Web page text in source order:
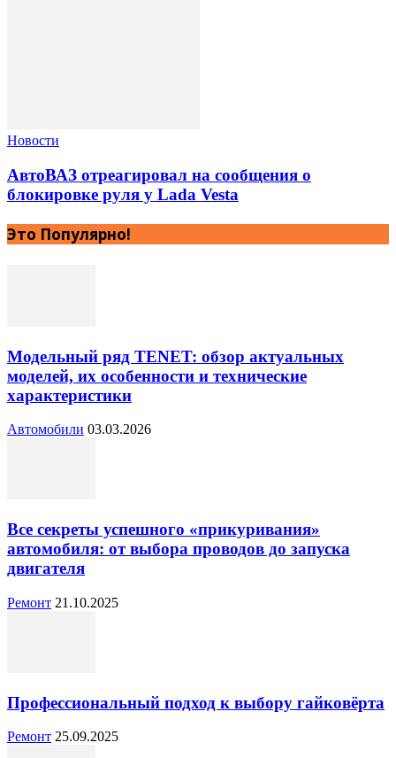
Новости
АвтоВАЗ отреагировал на сообщения о
блокировке руля у Lada Vesta
Это Популярно!
Модельный ряд TENET: обзор актуальных
моделей, их особенности и технические
характеристики
Автомобили 03.03.2026
Все секреты успешного «прикуривания»
автомобиля: от выбора проводов до запуска
двигателя
Ремонт 21.10.2025
Профессиональный подход к выбору гайковёрта
Ремонт 25.09.2025